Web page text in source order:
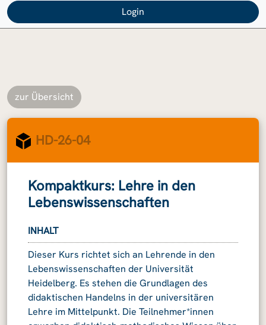
Login
zur Übersicht
HD-26-04
Kompaktkurs: Lehre in den
Lebenswissenschaften
INHALT
Dieser Kurs richtet sich an Lehrende in den
Lebenswissenschaften der Universität
Heidelberg. Es stehen die Grundlagen des
didaktischen Handelns in der universitären
Lehre im Mittelpunkt. Die Teilnehmer*innen